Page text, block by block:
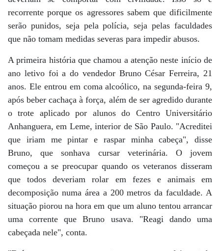
recorrente porque os agressores sabem que dificilmente
serão punidos, seja pela polícia, seja pelas faculdades
que não tomam medidas severas para impedir abusos.
A primeira história que chamou a atenção neste início de
ano letivo foi a do vendedor Bruno César Ferreira, 21
anos. Ele entrou em coma alcoólico, na segunda-feira 9,
após beber cachaça à força, além de ser agredido durante
o trote aplicado por alunos do Centro Universitário
Anhanguera, em Leme, interior de São Paulo. "Acreditei
que iriam me pintar e raspar minha cabeça", disse
Bruno, que sonhava cursar veterinária. O jovem
começou a se preocupar quando os veteranos disseram
que todos deveriam rolar em fezes e animais em
decomposição numa área a 200 metros da faculdade. A
situação piorou na hora em que um aluno tentou arrancar
uma corrente que Bruno usava. "Reagi dando uma
cabeçada nele", conta.